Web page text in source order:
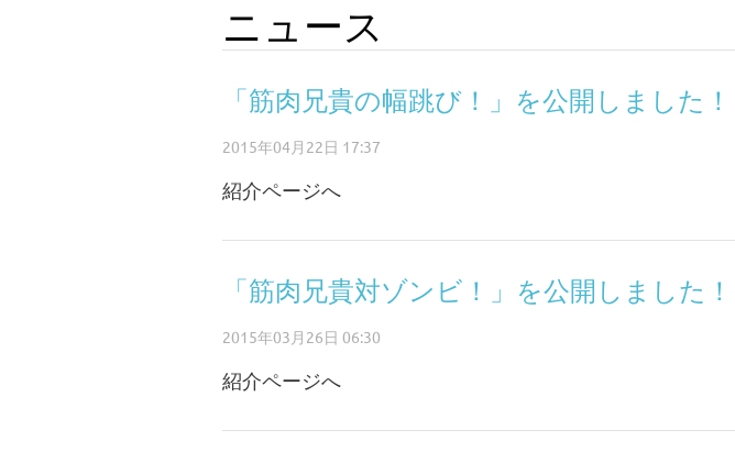
ニュース
「筋肉兄貴の幅跳び！」を公開しました！
2015年04月22日 17:37
紹介ページへ
「筋肉兄貴対ゾンビ！」を公開しました！
2015年03月26日 06:30
紹介ページへ